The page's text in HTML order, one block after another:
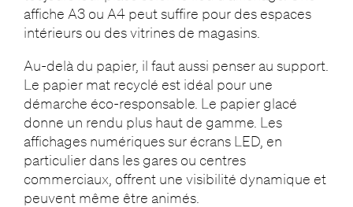
affiche A3 ou A4 peut suffire pour des espaces
intérieurs ou des vitrines de magasins.
Au-delà du papier, il faut aussi penser au support.
Le papier mat recyclé est idéal pour une
démarche éco-responsable. Le papier glacé
donne un rendu plus haut de gamme. Les
affichages numériques sur écrans LED, en
particulier dans les gares ou centres
commerciaux, offrent une visibilité dynamique et
peuvent même être animés.